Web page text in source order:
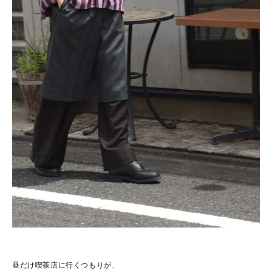
昼だけ喫茶店に行くつもりが、